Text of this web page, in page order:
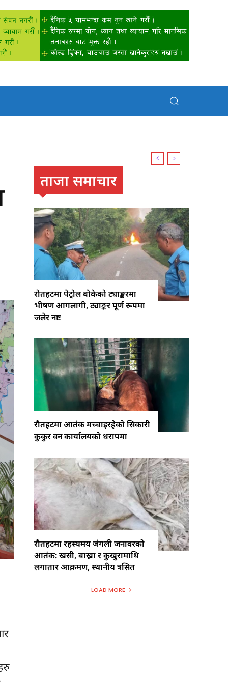
ताजा समाचार
रौतहटमा पेट्रोल बोकेको ट्याङ्करमा
भीषण आगलागी, ट्याङ्कर पूर्ण रूपमा
जलेर नष्ट
रौतहटमा आतंक मच्चाइरहेको सिकारी
कुकुर वन कार्यालयको धरापमा
रौतहटमा रहस्यमय जंगली जनावरको
आतंक: खसी, बाख्रा र कुखुरामाथि
लगातार आक्रमण, स्थानीय त्रसित
LOAD MORE